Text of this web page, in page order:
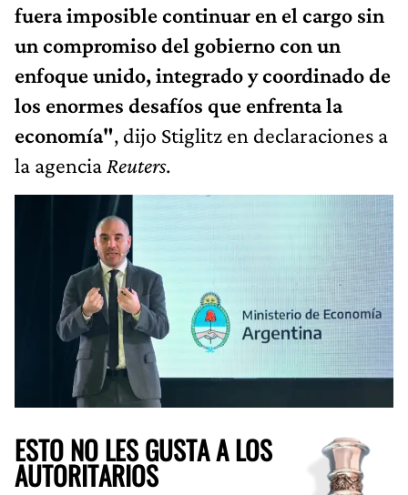
fuera imposible continuar en el cargo sin
un compromiso del gobierno con un
enfoque unido, integrado y coordinado de
los enormes desafíos que enfrenta la
economía", dijo Stiglitz en declaraciones a
la agencia Reuters.
ESTO NO LES GUSTA A LOS
AUTORITARIOS